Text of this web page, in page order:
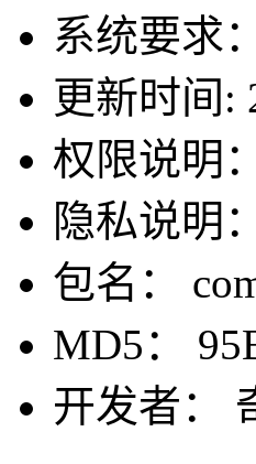
系统要求
更新时间:
权限说明：
隐私说明：
包名：
MD5：
开发者：